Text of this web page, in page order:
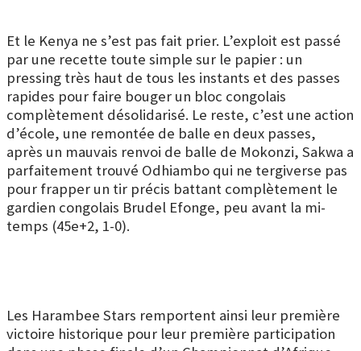
Et le Kenya ne s’est pas fait prier. L’exploit est passé
par une recette toute simple sur le papier : un
pressing très haut de tous les instants et des passes
rapides pour faire bouger un bloc congolais
complètement désolidarisé. Le reste, c’est une action
d’école, une remontée de balle en deux passes,
après un mauvais renvoi de balle de Mokonzi, Sakwa a
parfaitement trouvé Odhiambo qui ne tergiverse pas
pour frapper un tir précis battant complètement le
gardien congolais Brudel Efonge, peu avant la mi-
temps (45e+2, 1-0).
Les Harambee Stars remportent ainsi leur première
victoire historique pour leur première participation